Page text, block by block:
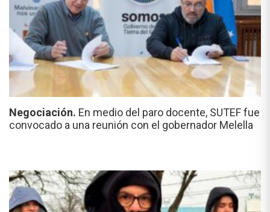
Negociación. En medio del paro docente, SUTEF fue
convocado a una reunión con el gobernador Melella